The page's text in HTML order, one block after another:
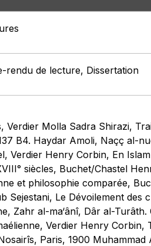
rendu de lecture, Dissertation
Verdier Molla Sadra Shirazi,
B4. Haydar Amoli, Naçç al-
Verdier Henry Corbin, En
siècles, Buchet/Chastel
et philosophie comparée,
Sejestani, Le Dévoilement
Zahr al-ma‘ânî, Dâr al-
Verdier Henry Corbin,
Paris, 1900 Muhammad